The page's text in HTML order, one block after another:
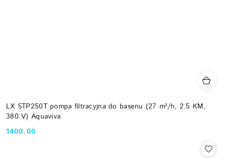
LX STP250T pompa filtracyjna do basenu (27 m³/h, 2.5 KM,
380 V) Aquaviva
Cena:
1400.00